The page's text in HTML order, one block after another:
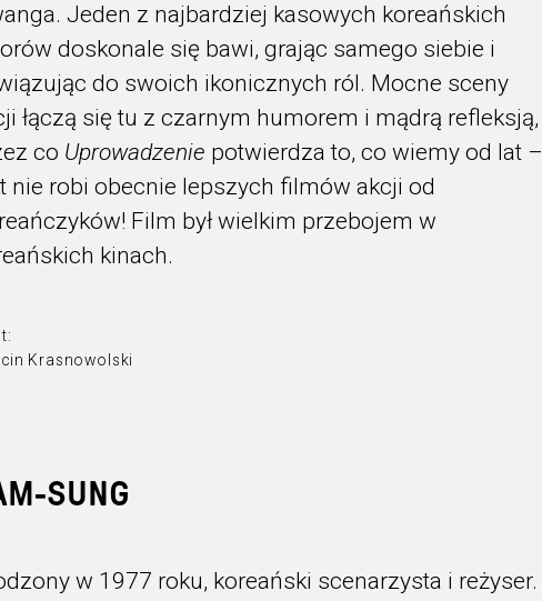
Jeden z najbardziej kasowych koreańskich
doskonale się bawi, grając samego siebie i
do swoich ikonicznych ról. Mocne sceny
łączą się tu z czarnym humorem i mądrą refleksją,
co Uprowadzenie potwierdza to, co wiemy od lat –
nie robi obecnie lepszych filmów akcji od
Film był wielkim przebojem w
kinach.
Krasnowolski
SUNG
w 1977 roku, koreański scenarzysta i reżyser.